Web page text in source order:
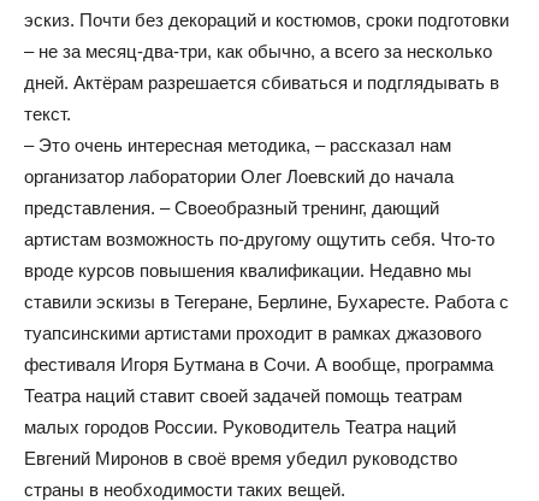
эскиз. Почти без декораций и костюмов, сроки подготовки
– не за месяц-два-три, как обычно, а всего за несколько
дней. Актёрам разрешается сбиваться и подглядывать в
текст.
– Это очень интересная методика, – рассказал нам
организатор лаборатории Олег Лоевский до начала
представления. – Своеобразный тренинг, дающий
артистам возможность по-другому ощутить себя. Что-то
вроде курсов повышения квалификации. Недавно мы
ставили эскизы в Тегеране, Берлине, Бухаресте. Работа с
туапсинскими артистами проходит в рамках джазового
фестиваля Игоря Бутмана в Сочи. А вообще, программа
Театра наций ставит своей задачей помощь театрам
малых городов России. Руководитель Театра наций
Евгений Миронов в своё время убедил руководство
страны в необходимости таких вещей.